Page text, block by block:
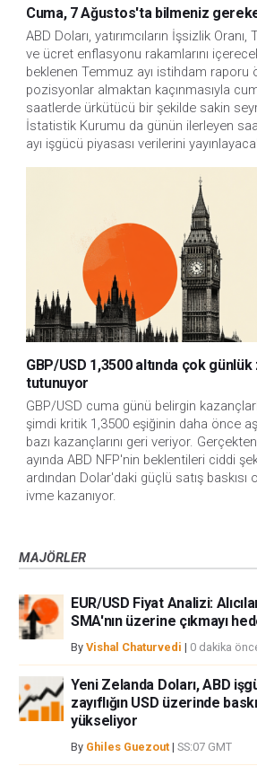
Cuma, 7 Ağustos'ta bilmeniz
ABD Doları, yatırımcıların İşsizlik Oranı,
ve ücret enflasyonu rakamlarını
beklenen Temmuz ayı istihdam raporu
pozisyonlar almaktan kaçınmasıyla
saatlerde ürkütücü bir şekilde sakin
İstatistik Kurumu da günün ilerleyen
ayı işgücü piyasası verilerini
GBP/USD 1,3500 altında çok
tutunuyor
GBP/USD cuma günü belirgin
şimdi kritik 1,3500 eşiğinin daha önce
bazı kazançlarını geri veriyor.
ayında ABD NFP'nin beklentileri ciddi
ardından Dolar'daki güçlü satış baskısı
ivme kazanıyor.
MAJÖRLER
EUR/USD Fiyat Analizi:
SMA'nın üzerine çıkmayı
By Vishal Chaturvedi | 0 dakika
Yeni Zelanda Doları, ABD
zayıflığın USD üzerinde
yükseliyor
By Ghiles Guezout | SS:07 GMT